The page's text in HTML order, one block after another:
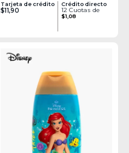
Tarjeta de crédito
$11,90
Crédito directo
12 Cuotas de
$1,08